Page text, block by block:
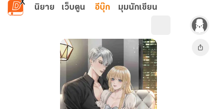
ข้ามไปยังเนื้อหาหลัก
นิยาย เว็บตูน อีบุ๊ก มุมนักเขียน